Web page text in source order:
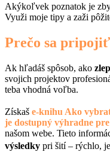
Akýkoľvek poznatok je
Využi moje tipy a zaži
Prečo sa
Ak hľadáš spôsob, ako
svojich projektov
teba vhodná voľba.
Získaš e-knihu Ako
je dostupný výhradne
našom webe. Tieto
výsledky pri šití – rýchlo,